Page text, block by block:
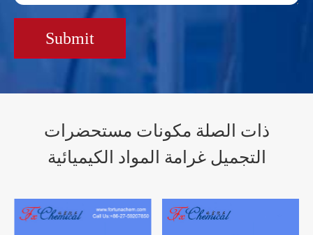
Submit
ذات الصلة مكونات مستحضرات
التجميل غرامة المواد الكيميائية